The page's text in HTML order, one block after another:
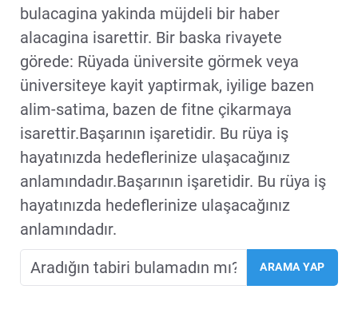
bulacagina yakinda müjdeli bir haber
alacagina isarettir. Bir baska rivayete
görede: Rüyada üniversite görmek veya
üniversiteye kayit yaptirmak, iyilige bazen
alim-satima, bazen de fitne çikarmaya
isarettir.Başarının işaretidir. Bu rüya iş
hayatınızda hedeflerinize ulaşacağınız
anlamındadır.Başarının işaretidir. Bu rüya iş
hayatınızda hedeflerinize ulaşacağınız
anlamındadır.